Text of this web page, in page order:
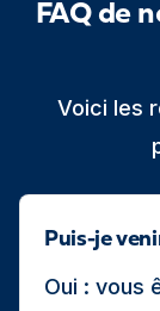
FAQ de
Voici les
Puis-je
Oui : vous